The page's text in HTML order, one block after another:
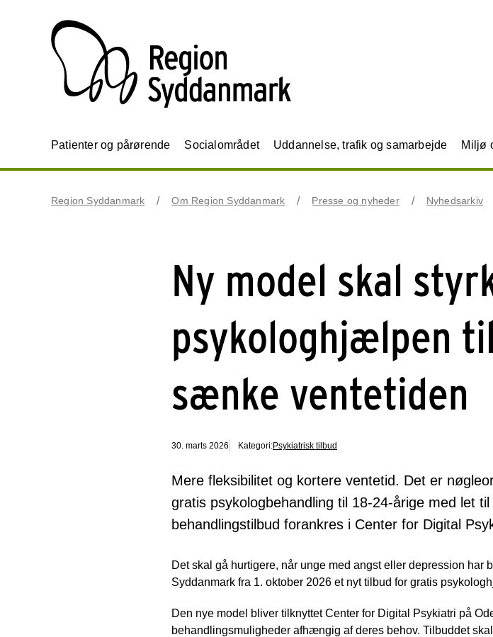
Patienter og pårørende Socialområdet Uddannelse, trafik og samarbejde Miljø
Region Syddanmark Om Region Syddanmark Presse og nyheder Nyhedsarkiv
Ny model skal
psykologhjælpen
sænke ventetiden
30. marts 2026 Kategori:Psykiatrisk tilbud
Mere fleksibilitet og kortere ventetid. Det er
gratis psykologbehandling til 18-24-årige med let
behandlingstilbud forankres i Center for Digital
Det skal gå hurtigere, når unge med angst eller depression
Syddanmark fra 1. oktober 2026 et nyt tilbud for gratis
Den nye model bliver tilknyttet Center for Digital Psykiatri på
behandlingsmuligheder afhængig af deres behov. Tilbuddet